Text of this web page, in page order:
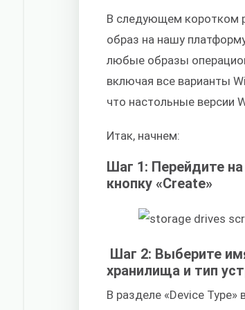
В следующем коротком
образ на нашу
любые образы
включая все варианты
что настольные версии
Итак, начнем:
Шаг 1: Перейдите
кнопку «Create»
Шаг 2: Выберите
хранилища и тип
В разделе «Device